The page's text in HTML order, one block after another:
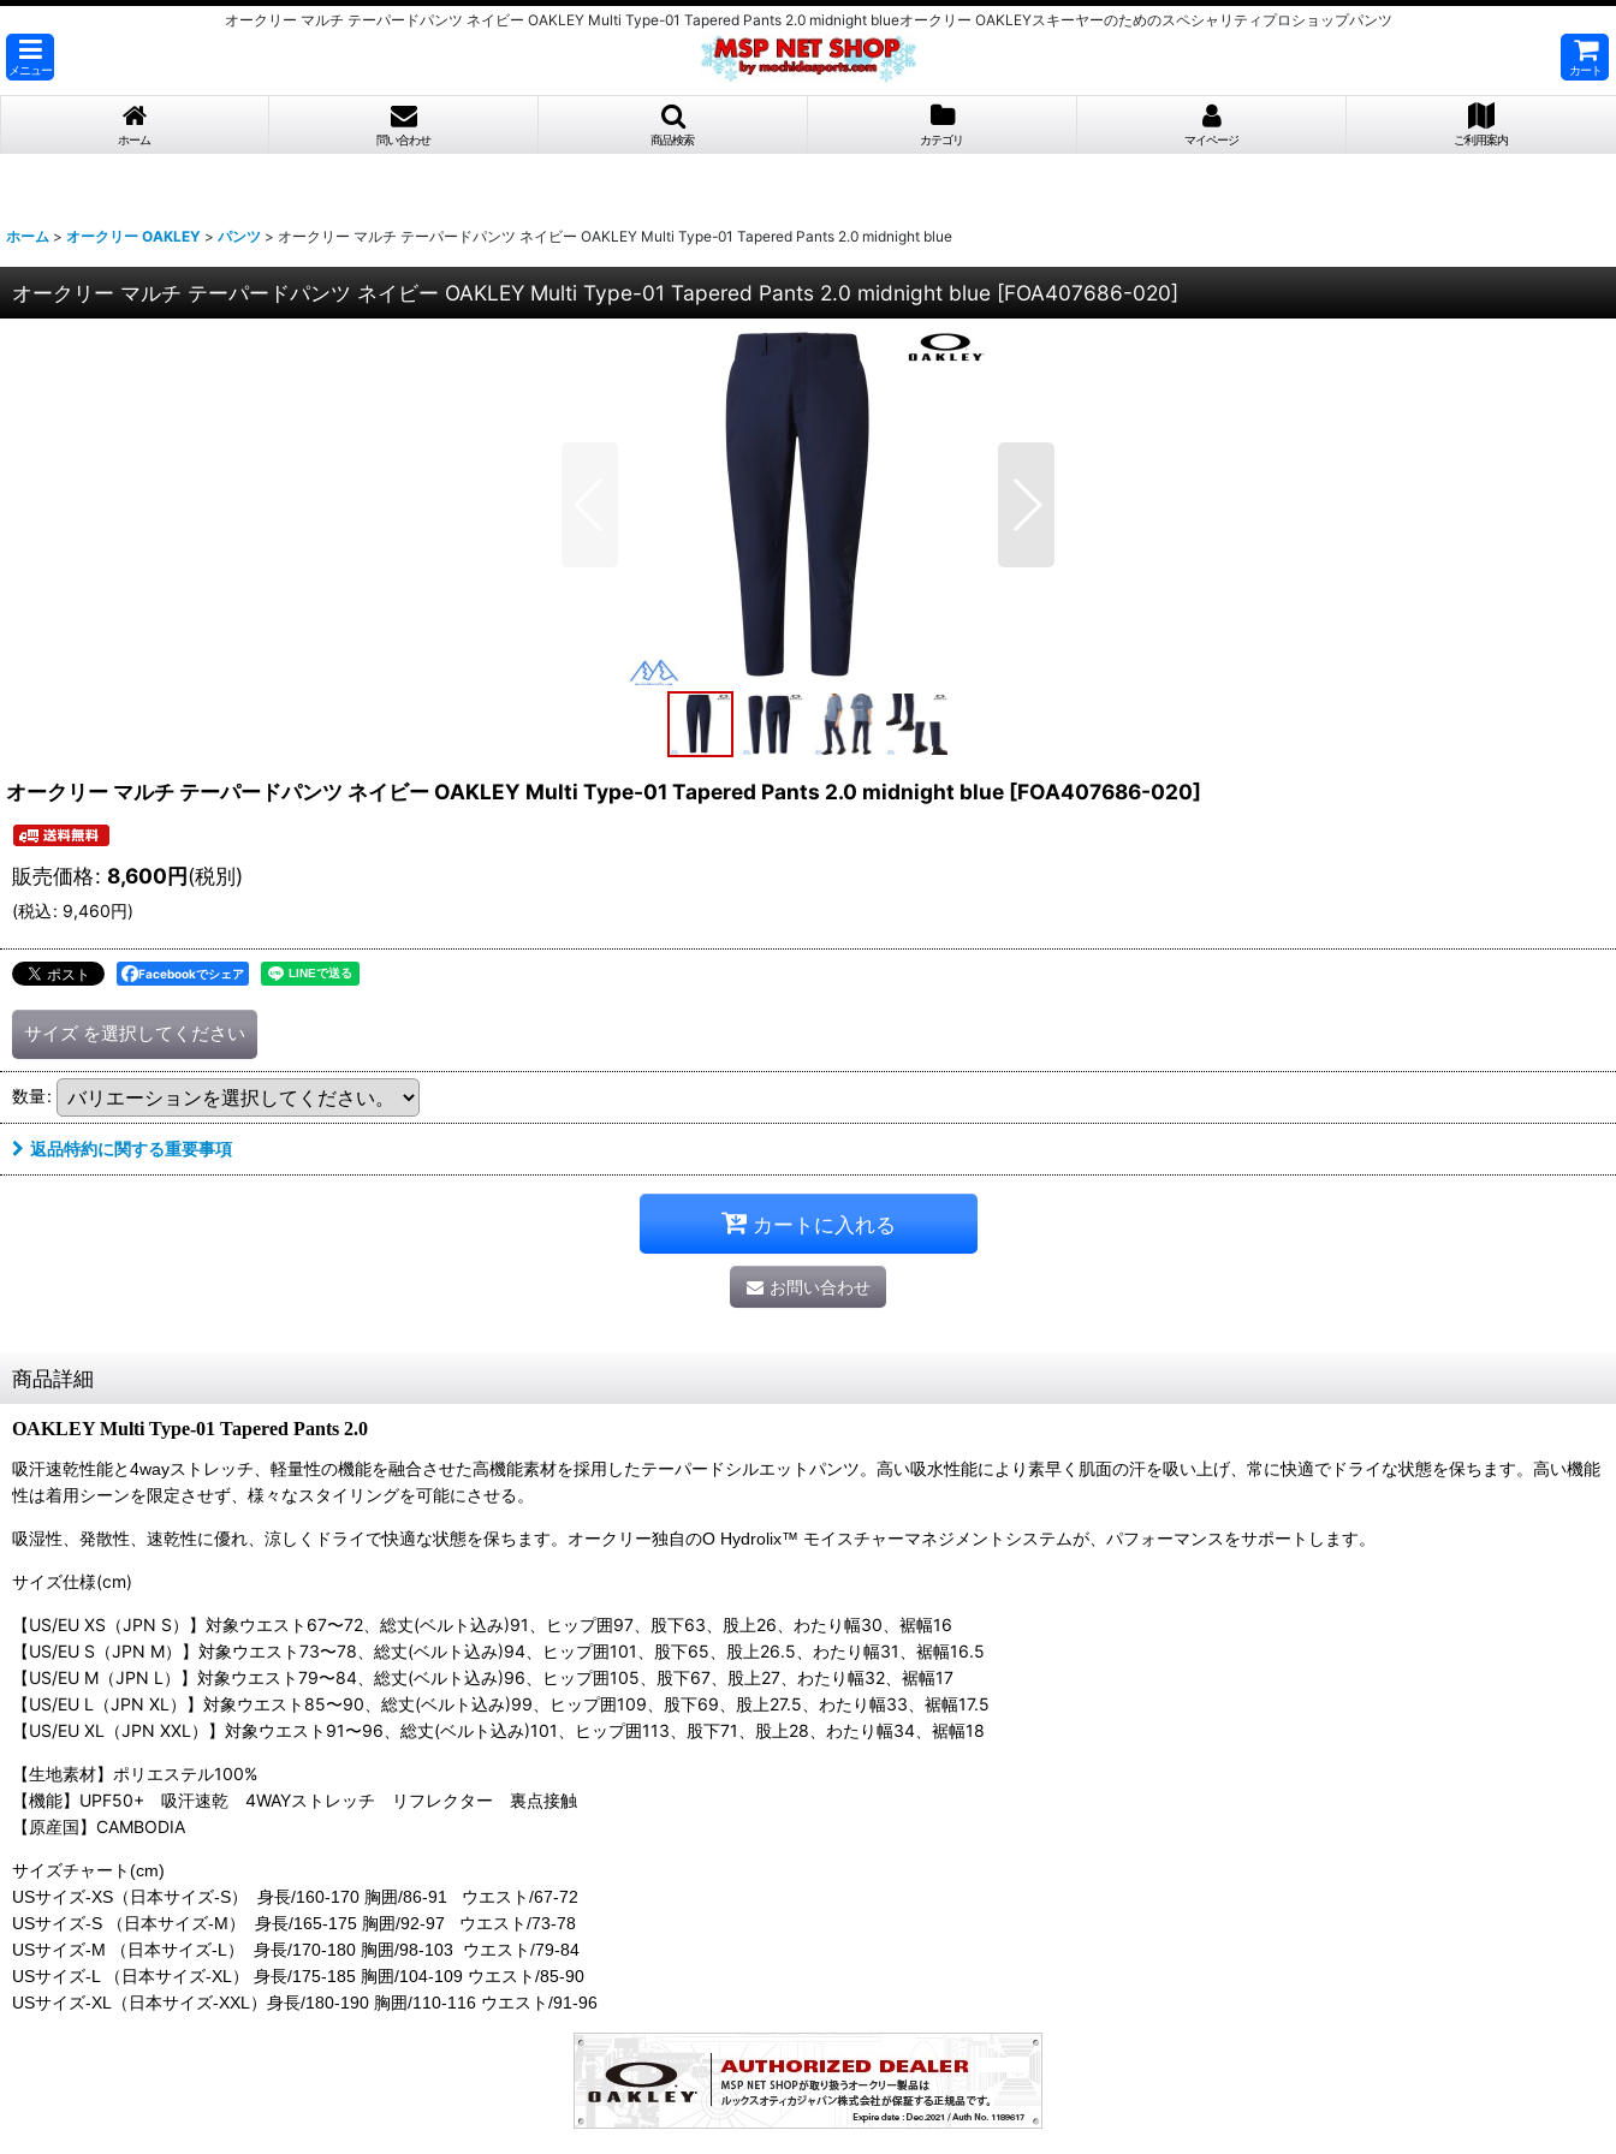
オークリー マルチ テーパードパンツ ネイビー OAKLEY Multi Type-01 Tapered Pants 2.0 midnight blueオークリー OAKLEYスキーヤーのためのスペシャリティプロショップパンツ
メニュー カート
ホーム 問い合わせ 商品検索 カテゴリ マイページ ご利用案内
ホーム > オークリー OAKLEY > パンツ > オークリー マルチ テーパードパンツ ネイビー OAKLEY Multi Type-01 Tapered Pants 2.0 midnight blue
オークリー マルチ テーパードパンツ ネイビー OAKLEY Multi Type-01 Tapered Pants 2.0 midnight blue [FOA407686-020]
オークリー マルチ テーパードパンツ ネイビー OAKLEY Multi Type-01 Tapered Pants 2.0 midnight blue [FOA407686-020]
販売価格: 8,600円(税別)
(税込: 9,460円)
Facebookでシェア
サイズ を選択してください
数量:
返品特約に関する重要事項
カートに入れる
お問い合わせ
商品詳細
OAKLEY Multi Type-01 Tapered Pants 2.0
吸汗速乾性能と4wayストレッチ、軽量性の機能を融合させた高機能素材を採用したテーパードシルエットパンツ。高い吸水性能により素早く肌面の汗を吸い上げ、常に快適でドライな状態を保ちます。高い機能
性は着用シーンを限定させず、様々なスタイリングを可能にさせる。
吸湿性、発散性、速乾性に優れ、涼しくドライで快適な状態を保ちます。オークリー独自のO Hydrolix™ モイスチャーマネジメントシステムが、パフォーマンスをサポートします。
サイズ仕様(cm)
【US/EU XS（JPN S）】対象ウエスト67〜72、総丈(ベルト込み)91、ヒップ囲97、股下63、股上26、わたり幅30、裾幅16
【US/EU S（JPN M）】対象ウエスト73〜78、総丈(ベルト込み)94、ヒップ囲101、股下65、股上26.5、わたり幅31、裾幅16.5
【US/EU M（JPN L）】対象ウエスト79〜84、総丈(ベルト込み)96、ヒップ囲105、股下67、股上27、わたり幅32、裾幅17
【US/EU L（JPN XL）】対象ウエスト85〜90、総丈(ベルト込み)99、ヒップ囲109、股下69、股上27.5、わたり幅33、裾幅17.5
【US/EU XL（JPN XXL）】対象ウエスト91〜96、総丈(ベルト込み)101、ヒップ囲113、股下71、股上28、わたり幅34、裾幅18
【生地素材】ポリエステル100%
【機能】UPF50+ 吸汗速乾 4WAYストレッチ リフレクター 裏点接触
【原産国】CAMBODIA
サイズチャート(cm)
USサイズ-XS（日本サイズ-S） 身長/160-170 胸囲/86-91 ウエスト/67-72
USサイズ-S （日本サイズ-M） 身長/165-175 胸囲/92-97 ウエスト/73-78
USサイズ-M （日本サイズ-L） 身長/170-180 胸囲/98-103 ウエスト/79-84
USサイズ-L （日本サイズ-XL） 身長/175-185 胸囲/104-109 ウエスト/85-90
USサイズ-XL（日本サイズ-XXL）身長/180-190 胸囲/110-116 ウエスト/91-96